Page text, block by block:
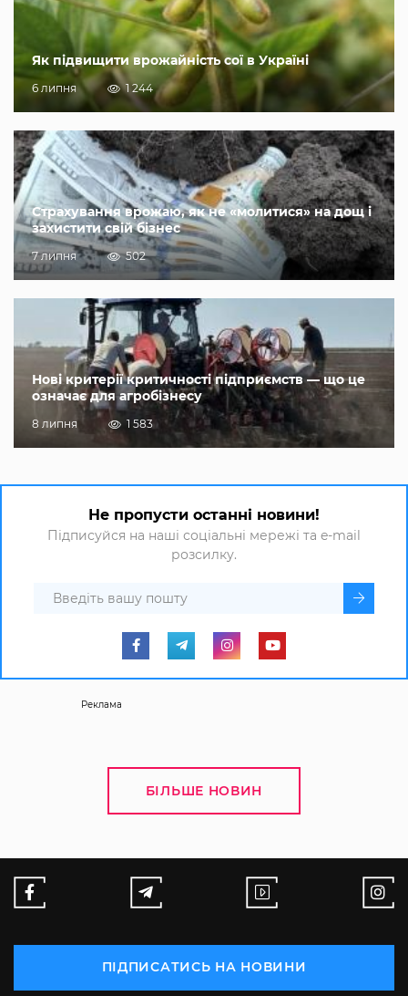
Як підвищити врожайність сої в Україні
6 липня 1 244
Страхування врожаю, як не «молитися» на дощ і
захистити свій бізнес
7 липня 502
Нові критерії критичності підприємств — що це
означає для агробізнесу
8 липня 1 583
Не пропусти останні новини!
Підписуйся на наші соціальні мережі та e-mail
розсилку.
Реклама
БІЛЬШЕ НОВИН
ПІДПИСАТИСЬ НА НОВИНИ